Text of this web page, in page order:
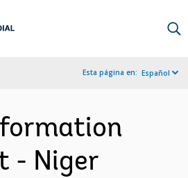
Esta página en: Español
- Niger